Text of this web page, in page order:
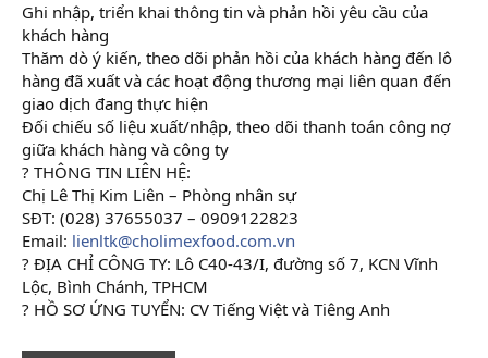
Ghi nhập, triển khai thông tin và phản hồi yêu cầu của
khách hàng
Thăm dò ý kiến, theo dõi phản hồi của khách hàng đến lô
hàng đã xuất và các hoạt động thương mại liên quan đến
giao dịch đang thực hiện
Đối chiếu số liệu xuất/nhập, theo dõi thanh toán công nợ
giữa khách hàng và công ty
? THÔNG TIN LIÊN HỆ:
Chị Lê Thị Kim Liên – Phòng nhân sự
SĐT: (028) 37655037 – 0909122823
Email: lienltk@cholimexfood.com.vn
? ĐỊA CHỈ CÔNG TY: Lô C40-43/I, đường số 7, KCN Vĩnh
Lộc, Bình Chánh, TPHCM
? HỒ SƠ ỨNG TUYỂN: CV Tiếng Việt và Tiêng Anh